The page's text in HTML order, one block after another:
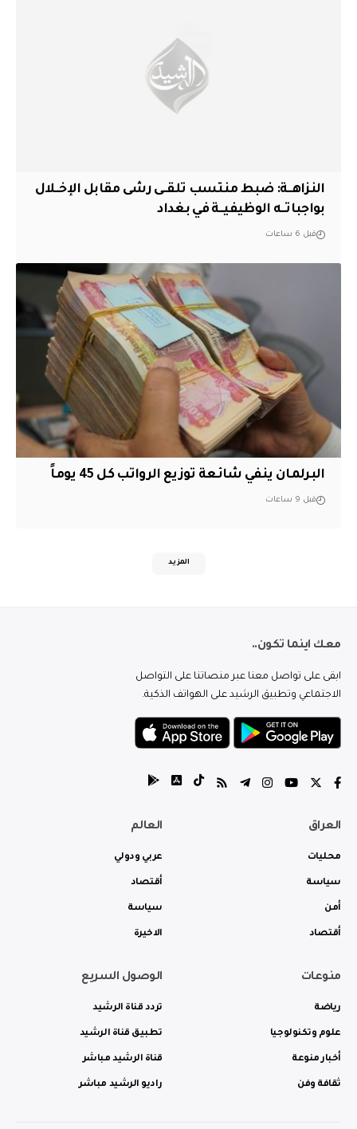
النزاهــة: ضبط منتسب تلقــى رشى مقابل الإخــلال
بواجباتــه الوظيفيــة في بغداد
قبل 6 ساعات
البرلمان ينفي شائعة توزيع الرواتب كل 45 يوماً
قبل 9 ساعات
المزيد
معك اينما تكون..
ابقى على تواصل معنا عبر منصاتنا على التواصل
الاجتماعي وتطبيق الرشيد على الهواتف الذكية.
العراق
محليات
سياسة
أمن
أقتصاد
العالم
عربي ودولي
أقتصاد
سياسة
الاخيرة
منوعات
رياضة
علوم وتكنولوجيا
أخبار منوعة
ثقافة وفن
الوصول السريع
تردد قناة الرشيد
تطبيق قناة الرشيد
قناة الرشيد مباشر
راديو الرشيد مباشر